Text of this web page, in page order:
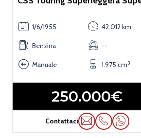
1/6/1955 42.012 km
Benzina --
Manuale 1.975 cm3
250.000€
Contattaci